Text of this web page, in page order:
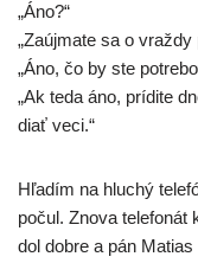
„Áno?“
„Zaújmate sa o
„Áno, čo by ste
„Ak teda áno, prí­di­te
diať veci.“
Hľadím na hlu­chý
počul. Znova
dol dob­re a pán